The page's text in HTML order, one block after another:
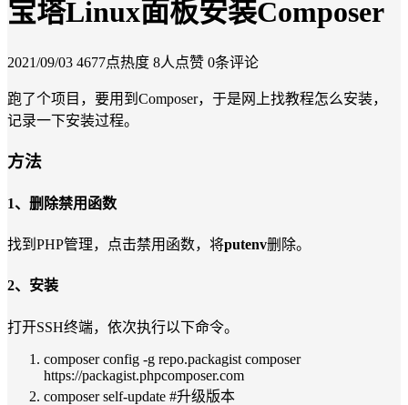
宝塔Linux面板安装Composer
2021/09/03 4677点热度 8人点赞 0条评论
跑了个项目，要用到Composer，于是网上找教程怎么安装，
记录一下安装过程。
方法
1、删除禁用函数
找到PHP管理，点击禁用函数，将putenv删除。
2、安装
打开SSH终端，依次执行以下命令。
composer config -g repo.packagist composer
https://packagist.phpcomposer.com
composer self-update #升级版本